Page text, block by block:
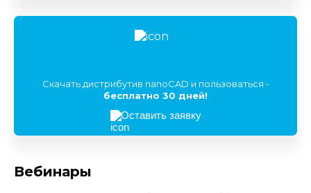
Скачать дистрибутив nanoCAD и пользоваться -
бесплатно 30 дней!
Оставить заявку
Вебинары